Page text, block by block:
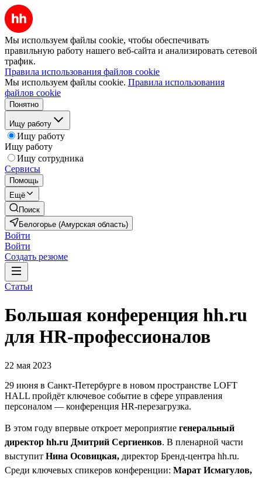
Мы используем файлы cookie, чтобы обеспечивать
правильную работу нашего веб-сайта и анализировать сетевой
трафик.
Правила использования файлов cookie
Мы используем файлы cookie. Правила использования
файлов cookie
Понятно
Ищу работу
Ищу работу
Ищу работу
Ищу сотрудника
Сервисы
Помощь
Ещё
Поиск
Белогорье (Амурская область)
Войти
Войти
Создать резюме
Статьи
Большая конференция hh.ru
для HR-профессионалов
22 мая 2023
29 июня в Санкт-Петербурге в новом пространстве LOFT
HALL пройдёт ключевое событие в сфере управления
персоналом — конференция HR-перезагрузка.
В этом году впервые откроет мероприятие генеральный
директор hh.ru Дмитрий Сергиенков. В пленарной части
выступит Нина Осовицкая, директор Бренд-центра hh.ru.
Среди ключевых спикеров конференции: Марат Исмагулов,